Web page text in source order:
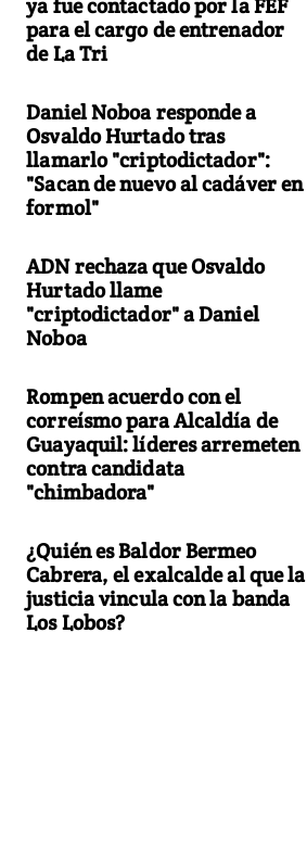
ya fue contactado por la FEF
para el cargo de entrenador
de La Tri
Daniel Noboa responde a
Osvaldo Hurtado tras
llamarlo "criptodictador":
"Sacan de nuevo al cadáver en
formol"
ADN rechaza que Osvaldo
Hurtado llame
"criptodictador" a Daniel
Noboa
Rompen acuerdo con el
correísmo para Alcaldía de
Guayaquil: líderes arremeten
contra candidata
"chimbadora"
¿Quién es Baldor Bermeo
Cabrera, el exalcalde al que la
justicia vincula con la banda
Los Lobos?